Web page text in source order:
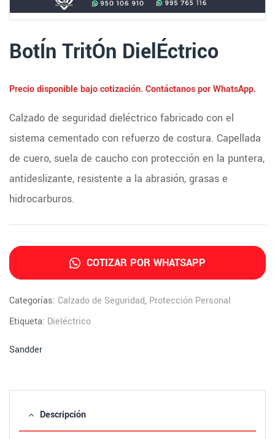
BotÍn TritÓn DielÉctrico
Precio disponible bajo cotización. Contáctanos por WhatsApp.
Calzado de seguridad dieléctrico fabricado con el
sistema cementado con refuerzo de costura. Capellada
de cuero, suela de caucho con protección en la puntera,
antideslizante, resistente a la abrasión, grasas e
hidrocarburos.
COTIZAR POR WHATSAPP
Categorías: Calzado de Seguridad, Protección Personal
Etiqueta: Dieléctrico
Sandder
Descripción